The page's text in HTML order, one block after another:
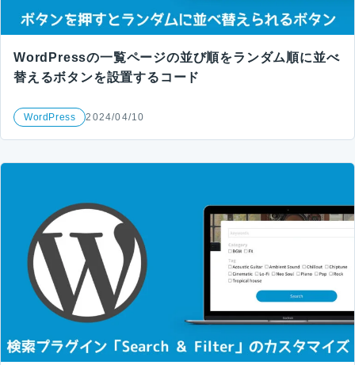
WordPressの一覧ページの並び順をランダム順に並べ
替えるボタンを設置するコード
WordPress 2024/04/10